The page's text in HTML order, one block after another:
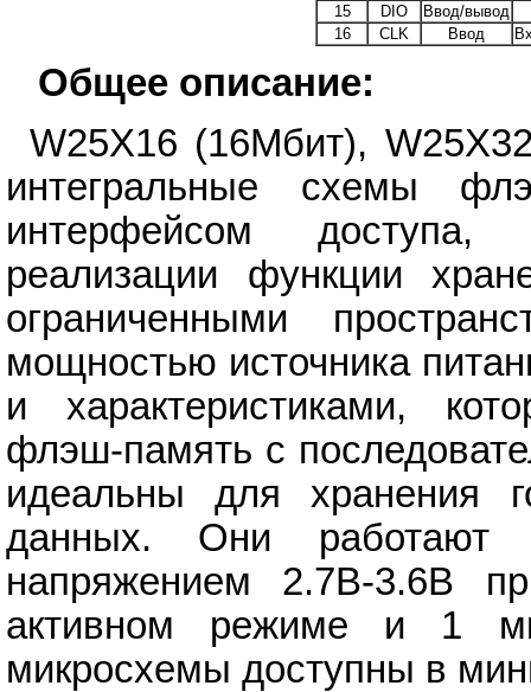
15
DIO
Ввод/вывод
16
CLK Ввод
Общее описание:
W25X16 (16Мбит),
интегральные схемы
интерфейсом
реализации функции
ограниченными
мощностью источника
и характеристиками,
флэш-память с
идеальны для хранения
данных. Они работают
напряжением 2.7В-3.6В
активном режиме и 1
микросхемы доступны в